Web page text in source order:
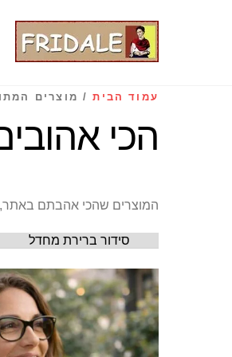
עמוד הבית/ מוצרים
הכי
המוצרים שהכי אהבתם באתר,